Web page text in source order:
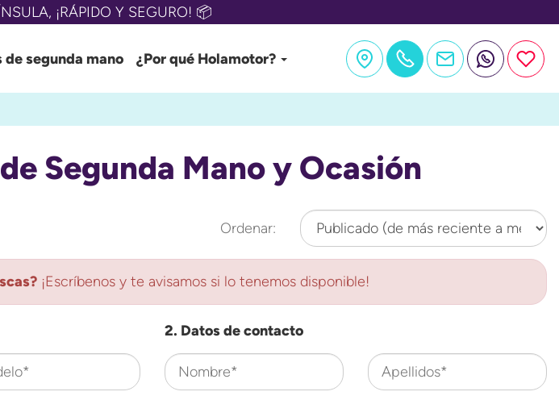
¡RÁPIDO Y SEGURO! 📦
de segunda mano ¿Por qué Holamotor?
Segunda Mano y Ocasión
Ordenar:
¡Escríbenos y te avisamos si lo tenemos disponible!
2. Datos de contacto
Nombre* Apellidos*